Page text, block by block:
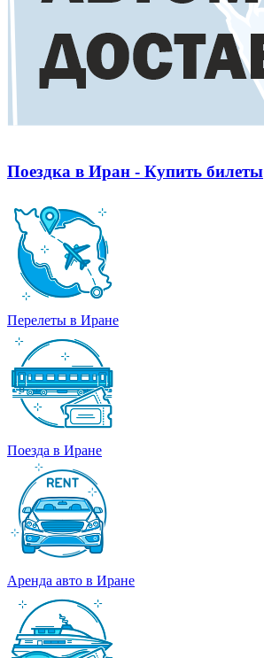
Поездка в Иран - Купить билеты
Перелеты в Иране
Поезда в Иране
Аренда авто в Иране